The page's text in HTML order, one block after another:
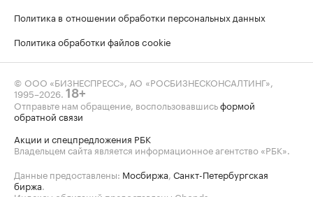
Политика в отношении обработки персональных данных
Политика обработки файлов cookie
© ООО «БИЗНЕСПРЕСС», АО «РОСБИЗНЕСКОНСАЛТИНГ»,
1995–2026 18+
Отправьте нам обращение, воспользовавшисьформой
обратной связи
Акции и спецпредложения РБК
Владельцем сайта является информационное агентство «РБК».
Данные предоставлены: Мосбиржа Санкт-Петербургская
биржа